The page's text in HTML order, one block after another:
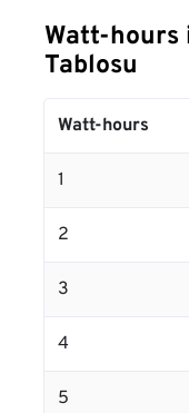
Watt-hours
Tablosu
Watt-hours
1
2
3
4
5